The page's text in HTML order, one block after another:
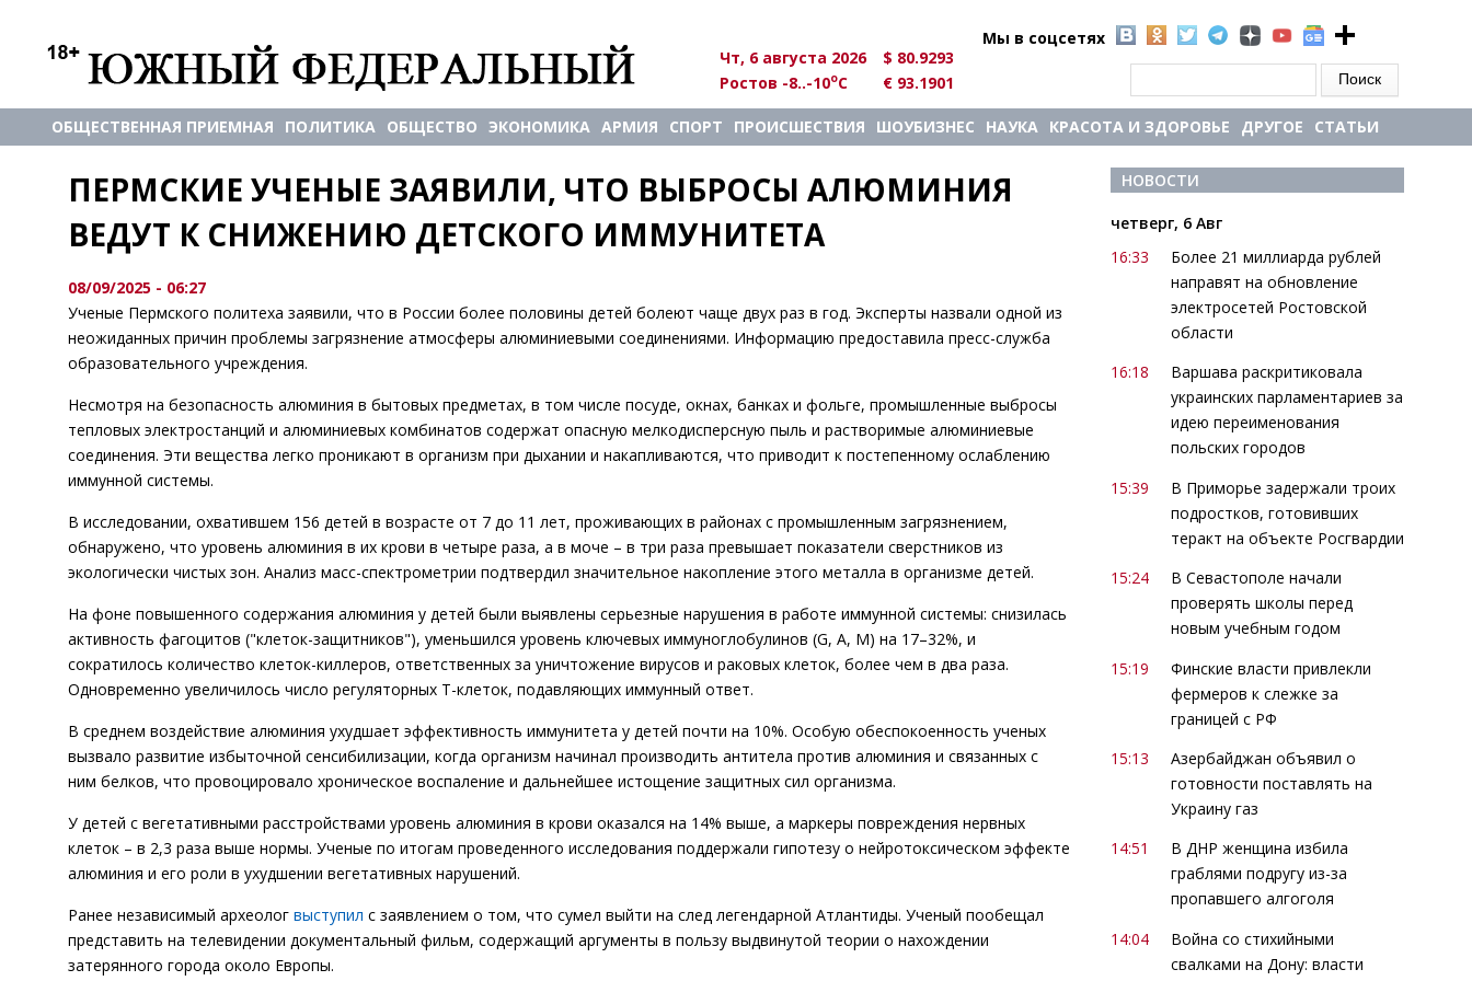
Мы в соцсетях
Чт, 6 августа 2026
$ 80.9293
Ростов -8..-10oC € 93.1901
ОБЩЕСТВЕННАЯ ПРИЕМНАЯ ПОЛИТИКА ОБЩЕСТВО ЭКОНОМИКА АРМИЯ СПОРТ ПРОИСШЕСТВИЯ ШОУБИЗНЕС НАУКА КРАСОТА И ЗДОРОВЬЕ ДРУГОЕ СТАТЬИ
ПЕРМСКИЕ УЧЕНЫЕ ЗАЯВИЛИ, ЧТО ВЫБРОСЫ АЛЮМИНИЯ
ВЕДУТ К СНИЖЕНИЮ ДЕТСКОГО ИММУНИТЕТА
08/09/2025 - 06:27
Ученые Пермского политеха заявили, что в России более половины детей болеют чаще двух раз в год. Эксперты назвали одной из
неожиданных причин проблемы загрязнение атмосферы алюминиевыми соединениями. Информацию предоставила пресс-служба
образовательного учреждения.
Несмотря на безопасность алюминия в бытовых предметах, в том числе посуде, окнах, банках и фольге, промышленные выбросы
тепловых электростанций и алюминиевых комбинатов содержат опасную мелкодисперсную пыль и растворимые алюминиевые
соединения. Эти вещества легко проникают в организм при дыхании и накапливаются, что приводит к постепенному ослаблению
иммунной системы.
В исследовании, охватившем 156 детей в возрасте от 7 до 11 лет, проживающих в районах с промышленным загрязнением,
обнаружено, что уровень алюминия в их крови в четыре раза, а в моче – в три раза превышает показатели сверстников из
экологически чистых зон. Анализ масс-спектрометрии подтвердил значительное накопление этого металла в организме детей.
На фоне повышенного содержания алюминия у детей были выявлены серьезные нарушения в работе иммунной системы: снизилась
активность фагоцитов ("клеток-защитников"), уменьшился уровень ключевых иммуноглобулинов (G, A, M) на 17–32%, и
сократилось количество клеток-киллеров, ответственных за уничтожение вирусов и раковых клеток, более чем в два раза.
Одновременно увеличилось число регуляторных Т-клеток, подавляющих иммунный ответ.
В среднем воздействие алюминия ухудшает эффективность иммунитета у детей почти на 10%. Особую обеспокоенность ученых
вызвало развитие избыточной сенсибилизации, когда организм начинал производить антитела против алюминия и связанных с
ним белков, что провоцировало хроническое воспаление и дальнейшее истощение защитных сил организма.
У детей с вегетативными расстройствами уровень алюминия в крови оказался на 14% выше, а маркеры повреждения нервных
клеток – в 2,3 раза выше нормы. Ученые по итогам проведенного исследования поддержали гипотезу о нейротоксическом эффекте
алюминия и его роли в ухудшении вегетативных нарушений.
Ранее независимый археолог выступил с заявлением о том, что сумел выйти на след легендарной Атлантиды. Ученый пообещал
представить на телевидении документальный фильм, содержащий аргументы в пользу выдвинутой теории о нахождении
затерянного города около Европы.
НОВОСТИ
четверг, 6 Авг
16:33
Более 21 миллиарда рублей
направят на обновление
электросетей Ростовской
области
16:18
Варшава раскритиковала
украинских парламентариев за
идею переименования
польских городов
15:39
В Приморье задержали троих
подростков, готовивших
теракт на объекте Росгвардии
15:24
В Севастополе начали
проверять школы перед
новым учебным годом
15:19
Финские власти привлекли
фермеров к слежке за
границей с РФ
15:13
Азербайджан объявил о
готовности поставлять на
Украину газ
14:51
В ДНР женщина избила
граблями подругу из-за
пропавшего алгоголя
14:04
Война со стихийными
свалками на Дону: власти